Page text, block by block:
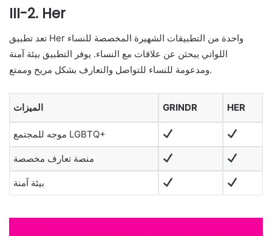
III-2. Her
تعد تطبيق Her واحدة من التطبيقات الشهيرة المخصصة للنساء
اللواتي يبحثن عن علاقات مع النساء. يوفر التطبيق بيئة آمنة
ومدعومة للنساء للتواصل والتعارف بشكل مريح وممتع.
الميزات GRINDR HER
موجه للمجتمع LGBTQ+
منصة تعارف مخصصة
بيئة آمنة